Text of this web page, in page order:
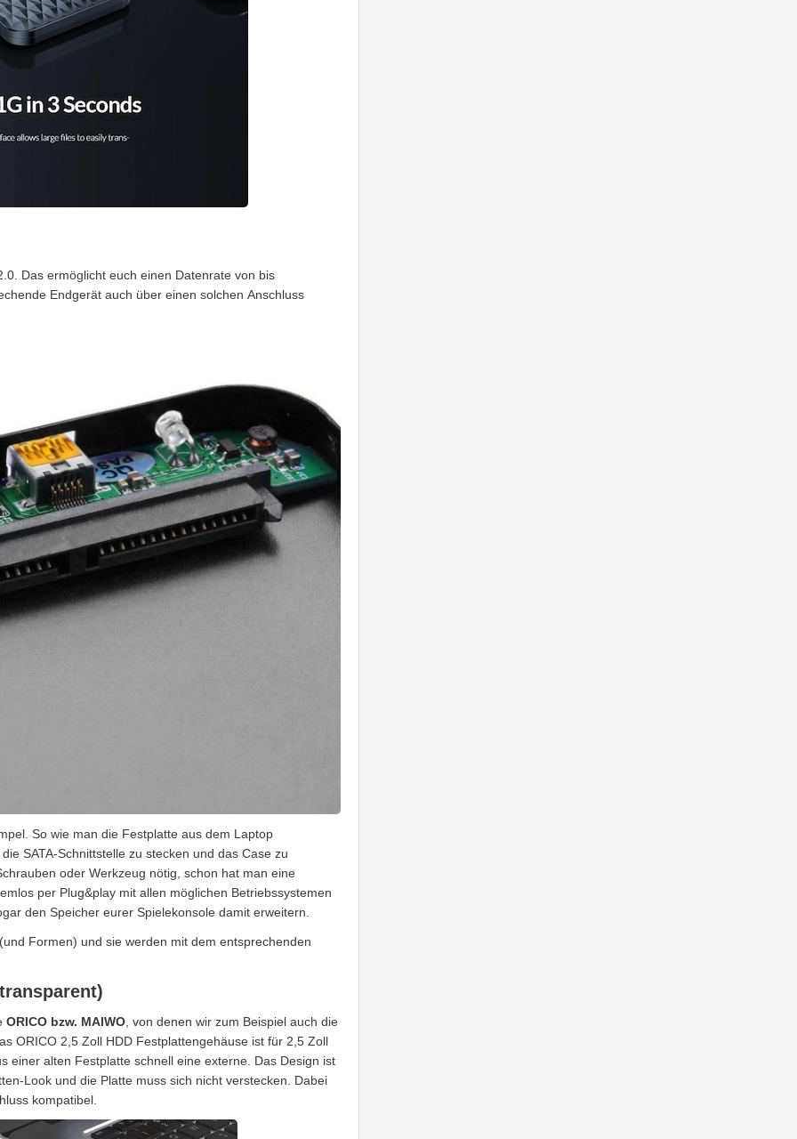
Das ermöglicht euch einen Datenrate von bis
Endgerät auch über einen solchen Anschluss
So wie man die Festplatte aus dem Laptop
SATA-Schnittstelle zu stecken und das Case zu
oder Werkzeug nötig, schon hat man eine
per Plug&play mit allen möglichen Betriebssystemen
den Speicher eurer Spielekonsole damit erweitern.
Formen) und sie werden mit dem entsprechenden
ORICO bzw. MAIWO , von denen wir zum Beispiel auch die
ORICO 2,5 Zoll HDD Festplattengehäuse ist für 2,5 Zoll
einer alten Festplatte schnell eine externe. Das Design ist
Look und die Platte muss sich nicht verstecken. Dabei
kompatibel.